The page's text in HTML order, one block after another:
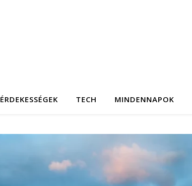
ÉRDEKESSÉGEK TECH MINDENNAPOK